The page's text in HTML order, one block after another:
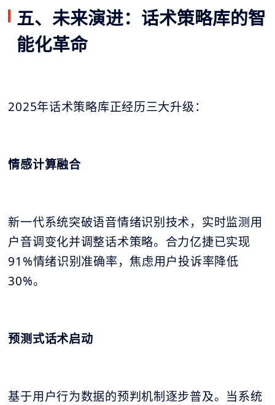
五、未来演进：话术策略库的智
能化革命
2025年话术策略库正经历三大升级：
情感计算融合
新一代系统突破语音情绪识别技术，实时监测用
户音调变化并调整话术策略。合力亿捷已实现
91%情绪识别准确率，焦虑用户投诉率降低
30%。
预测式话术启动
基于用户行为数据的预判机制逐步普及。当系统